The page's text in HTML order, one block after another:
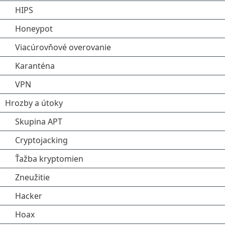
HIPS
Honeypot
Viacúrovňové overovanie
Karanténa
VPN
Hrozby a útoky
Skupina APT
Cryptojacking
Ťažba kryptomien
Zneužitie
Hacker
Hoax